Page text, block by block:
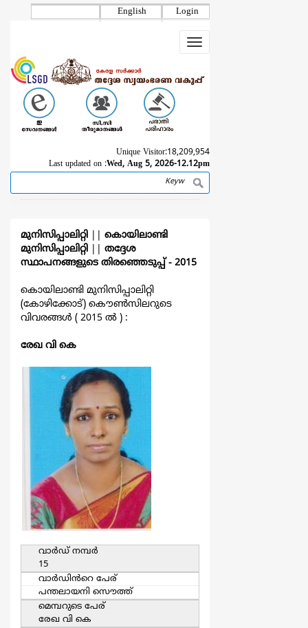
Login
English
Toggle
navigation
Unique Visitor:18,209,954
Last updated on :Wed, Aug 5, 2026-12.12pm
Search
മുനിസിപ്പാലിറ്റി
കൊയിലാണ്ടി
മുനിസിപ്പാലിറ്റി
തദ്ദേശ
സ്ഥാപനങ്ങളുടെ തിരഞ്ഞെടുപ്പ്‌ - 2015
കൊയിലാണ്ടി മുനിസിപ്പാലിറ്റി
(കോഴിക്കോട്) കൌൺസിലറുടെ
വിവരങ്ങള്‍ ( 2015 ല്‍ ) :
രേഖ വി കെ
വാര്‍ഡ്‌ നമ്പര്‍
15
വാര്‍ഡിൻറെ പേര്
പന്തലായനി സൌത്ത്
മെമ്പറുടെ പേര്
രേഖ വി കെ